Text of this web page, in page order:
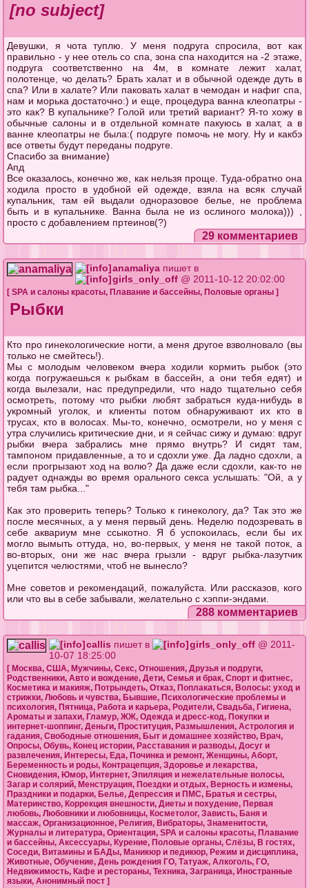
[no subject]
Девушки, я чота туплю. У меня подруга спросила, вот как
правильно - у нее отель со спа, зона спа находится на -2 этаже,
подруга соответственно на 4м, в комнате лежит халат,
полотенце, чо делать? Брать халат и в обычной одежде дуть в
спа? Или в халате? Или паковать халат в чемодан и нафиг спа,
нам и морька достаточно:) и еще, процедура ванна клеопатры -
это как? В купальнике? Голой или третий вариант? Я-то хожу в
обычные салоны и в отдельной комнате пакуюсь в халат, а в
ванне клеопатры не была:( подруге помочь не могу. Ну и какбэ
все ответы будут переданы подруге.
Спасибо за внимание)
Апд
Все оказалось, конечно же, как нельзя проще. Туда-обратно она
ходила просто в удобной ей одежде, взяла на всяк случай
купальник, там ей выдали одноразовое белье, не проблема
быть и в купальнике. Ванна была не из ослиного молока))) ,
просто с добавлением пртеинов(?)
29 комментариев
anamaliya пишет в
girls_only_off @ 2011-10-12 20:02:00
[SPA и салоны красоты, Плавание и бассейны, Половые органы ]
Рыбки
Кто про гинекологические ногти, а меня другое взволновало (вы
только не смейтесь!).
Мы с молодым человеком вчера ходили кормить рыбок (это
когда погружаешься к рыбкам в бассейн, а они тебя едят) и
когда вылезали, нас предупредили, что надо тщательно себя
осмотреть, потому что рыбки любят забраться куда-нибудь в
укромный уголок, и клиенты потом обнаруживают их кто в
трусах, кто в волосах. Мы-то, конечно, осмотрели, но у меня с
утра случились критические дни, и я сейчас сижу и думаю: вдруг
рыбки вчера забрались мне прямо внутрь? И сидят там,
тампоном придавленные, а то и сдохли уже. Да ладно сдохли, а
если прогрызают ход на волю? Да даже если сдохли, как-то не
радует однажды во время орального секса услышать: "Ой, а у
тебя там рыбка..."
Как это проверить теперь? Только к гинекологу, да? Так это же
после месячных, а у меня первый день. Неделю подозревать в
себе аквариум мне ссыкотно. Я б успокоилась, если бы их
могло вымыть оттуда, но, во-первых, у меня не такой поток, а
во-вторых, они же нас вчера грызли - вдруг рыбка-лазутчик
уцепится челюстями, чтоб не вынесло?
Мне советов и рекомендаций, пожалуйста. Или рассказов, кого
или что вы в себе забывали, желательно с хэппи-эндами.
288 комментариев
callis пишет в girls_only_off @ 2011-
10-07 18:25:00
[ Москва,США, Мужчины,Секс,Отношения,Друзья и подруги,
Родственники,Авто и вождение,Дети,Семья и брак,Спорт и фитнес,
Косметика и макияж, Потрындеть,Отказ, Поплакаться, Волосы: уход и
стрижки,Любовь и чувства, Бывшие, Психологические проблемы и
психология, Пятница, Работа и карьера, Родители,Свадьба, Гигиена,
Ароматы и запахи, Гламур,ЖЖ,Одежда и дресс-код, Покупки и
интернет-шоппинг,Деньги, Проституция, Размышления,Астрология и
гадания,Свободные отношения, Быт и домашнее хозяйство, Врач,
Опросы,Обувь, Конец истории, Расставания и разводы,Досуг и
развлечения, Интересы, Еда, Починка и ремонт,Женщины,Аборт,
Беременность и роды, Контрацепция,Здоровье и лекарства,
Сновидения, Юмор, Интернет,Эпиляция и нежелательные волосы,
Загар и солярий, Менструация, Поездки и отдых, Верность и измены,
Праздники и подарки, Белье,Депрессия и ПМС, Братья и сестры,
Материнство, Коррекция внешности,Диеты и похудение, Первая
любовь,Любовники и любовницы, Косметолог,Зависть, Баня и
массаж,Организационное, Религия, Вибраторы,Знаменитости,
Журналы и литература,Ориентация,SPA и салоны красоты, Плавание
и бассейны,Аксессуары, Курение, Половые органы,Слёзы, В гостях,
Соседи, Витамины и БАДы, Маникюр и педикюр, Режим и дисциплина,
Животные,Обучение,День рождения ГО,Татуаж,Алкоголь, ГО,
Недвижимость, Кафе и рестораны,Техника,Заграница, Иностранные
языки,Анонимный пост ]